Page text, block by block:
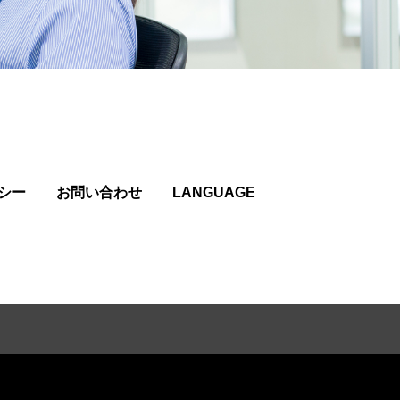
ー お問い合わせ LANGUAGE